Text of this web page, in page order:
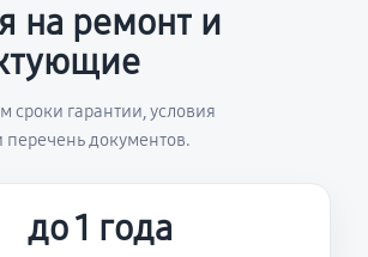
на ремонт и
сроки гарантии, условия
документов.
до 1 года